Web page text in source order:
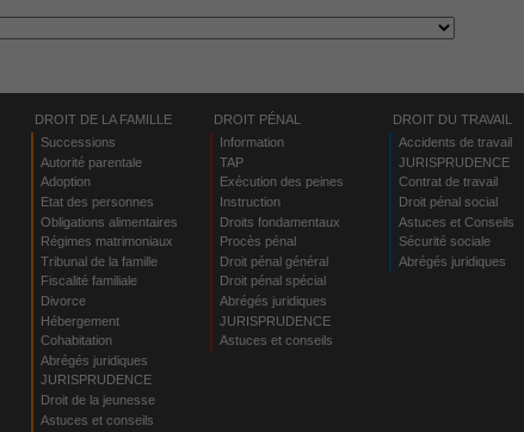
DROIT DE LA FAMILLE
Successions
Autorité parentale
Adoption
Etat des personnes
Obligations alimentaires
Régimes matrimoniaux
Tribunal de la famille
Fiscalité familiale
Divorce
Hébergement
Cohabitation
Abrégés juridiques
JURISPRUDENCE
Droit de la jeunesse
Astuces et conseils
DROIT PÉNAL
Information
TAP
Exécution des peines
Instruction
Droits fondamentaux
Procès pénal
Droit pénal général
Droit pénal spécial
Abrégés juridiques
JURISPRUDENCE
Astuces et conseils
DROIT DU TRAVAIL
Accidents de travail
JURISPRUDENCE
Contrat de travail
Droit pénal social
Astuces et Conseils
Sécurité sociale
Abrégés juridiques